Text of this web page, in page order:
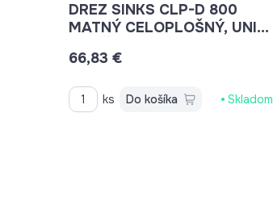
DREZ SINKS CLP-D 800
MATNÝ CELOPLOŠNÝ, UNIV.
STSCPM8006005M
66,83 €
ks Do košíka Skladom